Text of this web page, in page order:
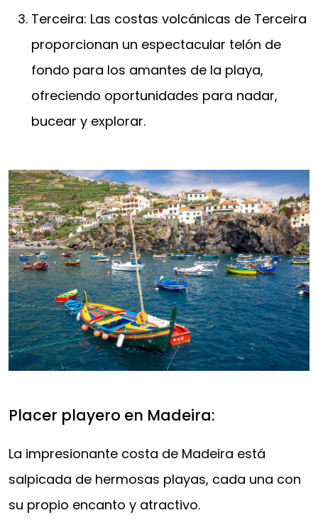
Terceira: Las costas volcánicas de Terceira
proporcionan un espectacular telón de
fondo para los amantes de la playa,
ofreciendo oportunidades para nadar,
bucear y explorar.
Placer playero en Madeira:
La impresionante costa de Madeira está
salpicada de hermosas playas, cada una con
su propio encanto y atractivo.